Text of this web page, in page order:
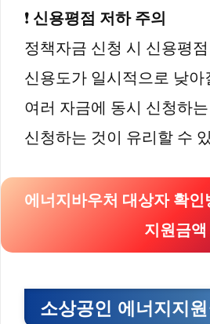
❗ 신용평점 저하 주의
정책자금 신청 시 신용평
신용도가 일시적으로 낮아
여러 자금에 동시 신청하
신청하는 것이 유리할 수
에너지바우처 대상자 확
지원금액
소상공인 에너지지